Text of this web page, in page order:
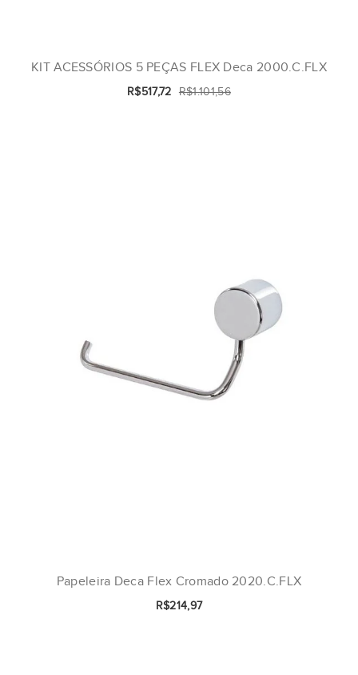
KIT ACESSÓRIOS 5 PEÇAS FLEX Deca 2000.C.FLX
R$517,72 R$1.101,56
Papeleira Deca Flex Cromado 2020.C.FLX
R$214,97